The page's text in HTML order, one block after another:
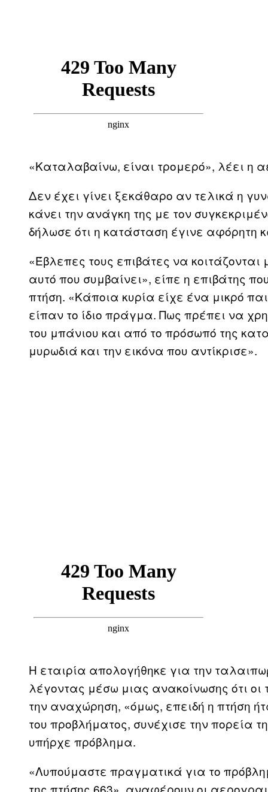
«Καταλαβαίνω, είναι τρομερό», λέει η
Δεν έχει γίνει ξεκάθαρο αν τελικά η
κάνει την ανάγκη της με τον
δήλωσε ότι η κατάσταση έγινε αφόρητη
«Έβλεπες τους επιβάτες να
αυτό που συμβαίνει», είπε η επιβάτης
πτήση. «Κάποια κυρία είχε ένα μικρό
είπαν το ίδιο πράγμα. Πως πρέπει να
του μπάνιου και από το πρόσωπό της
μυρωδιά και την εικόνα που αντίκρισε».
Η εταιρία απολογήθηκε για την
λέγοντας μέσω μιας ανακοίνωσης ότι
την αναχώρηση, «όμως, επειδή η πτήση
του προβλήματος, συνέχισε την πορεία
υπήρχε πρόβλημα.
«Λυπούμαστε πραγματικά για το